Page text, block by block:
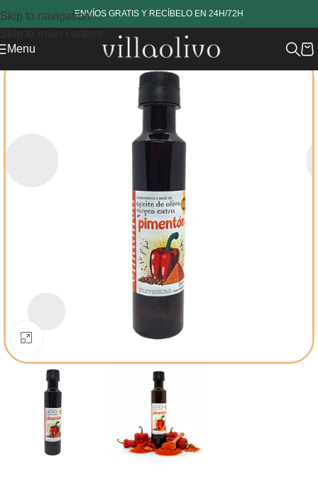
www.revestech.com
Skip to navigationENVÍOS GRATIS Y RECÍBELO EN 24H/72H
Menu